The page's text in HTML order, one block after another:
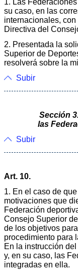
su caso, en las
internacionales,
Directiva del
2. Presentada la
Superior de
resolverá sobre la
Subir
Sección
las
Subir
Art. 10.
1. En el caso de
motivaciones que
Federación
Consejo Superior
de los objetivos
procedimiento para
En la instrucción
y, en su caso, las
integradas en ella.